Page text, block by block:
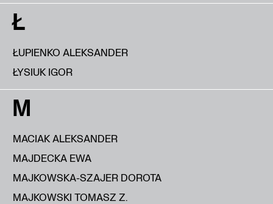
Ł
ŁUPIENKO ALEKSANDER
ŁYSIUK IGOR
M
MACIAK ALEKSANDER
MAJDECKA EWA
MAJKOWSKA-SZAJER DOROTA
MAJKOWSKI TOMASZ Z.